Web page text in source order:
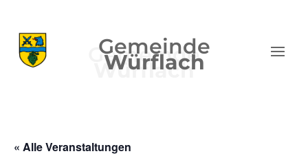
Gemeinde
Würflach
« Alle Veranstaltungen